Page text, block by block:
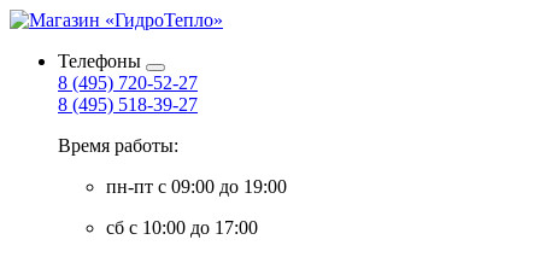
Телефоны
8 (495) 720-52-27
8 (495) 518-39-27
Время работы:
пн-пт с 09:00 до 19:00
сб с 10:00 до 17:00